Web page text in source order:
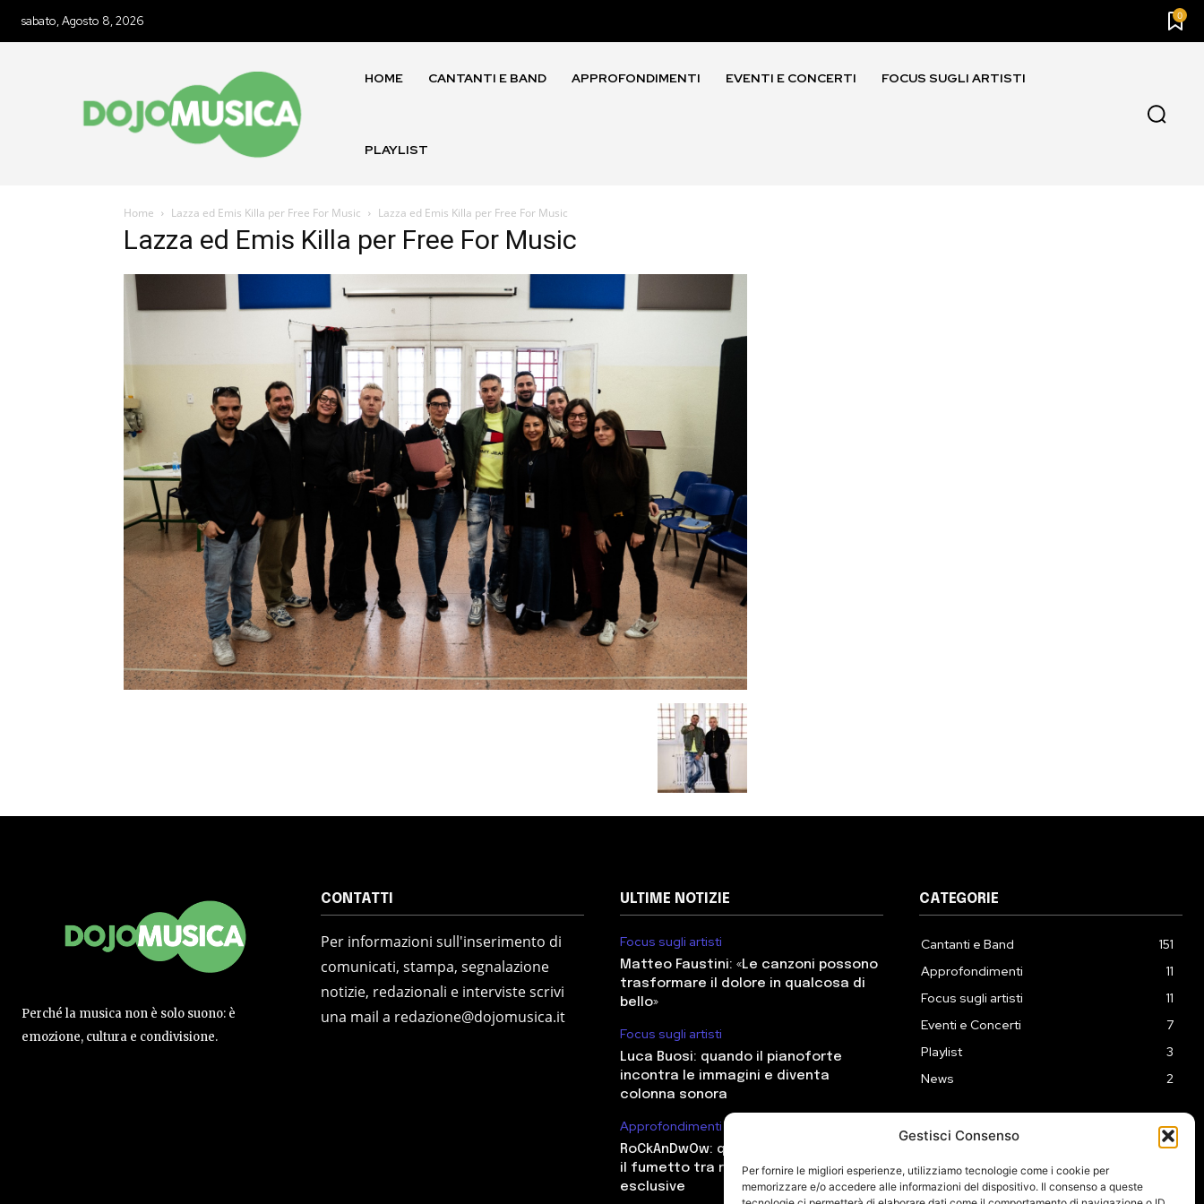
Gestisci Consenso
Per fornire le migliori esperienze, utilizziamo tecnologie come i cookie per
memorizzare e/o accedere alle informazioni del dispositivo. Il consenso a queste
sabato, Agosto 8, 2026 0
HOME CANTANTI E BAND APPROFONDIMENTI EVENTI E CONCERTI FOCUS SUGLI ARTISTI
PLAYLIST
Home Lazza ed Emis Killa per Free For Music Lazza ed Emis Killa per Free For Music
Lazza ed Emis Killa per Free For Music
Perché la musica non è solo suono: è
emozione, cultura e condivisione.
CONTATTI
Per informazioni sull'inserimento di
comunicati, stampa, segnalazione
notizie, redazionali e interviste scrivi
una mail a redazione@dojomusica.it
ULTIME NOTIZIE
Focus sugli artisti
Matteo Faustini: «Le canzoni possono
trasformare il dolore in qualcosa di
bello»
Focus sugli artisti
Luca Buosi: quando il pianoforte
incontra le immagini e diventa
colonna sonora
Approfondimenti
RoCkAnDwOw: quando il rock incontra
il fumetto tra radio e anteprime
esclusive
CATEGORIE
Cantanti e Band
151
Approfondimenti
11
Focus sugli artisti
11
Eventi e Concerti
7
Playlist
3
News
2